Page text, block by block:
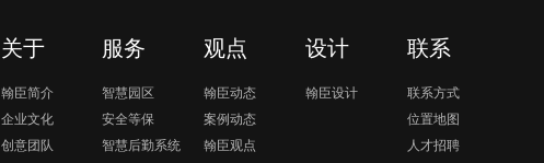
关于
翰臣简介
企业文化
创意团队
服务
智慧园区
安全等保
智慧后勤系统
观点
翰臣动态
案例动态
翰臣观点
设计
翰臣设计
联系
联系方式
位置地图
人才招聘